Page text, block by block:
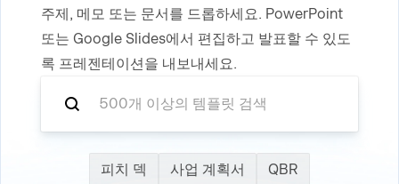
주제, 메모 또는 문서를 드롭하세요. PowerPoint
또는 Google Slides에서 편집하고 발표할 수 있도
록 프레젠테이션을 내보내세요.
피치 덱 사업 계획서
QBR